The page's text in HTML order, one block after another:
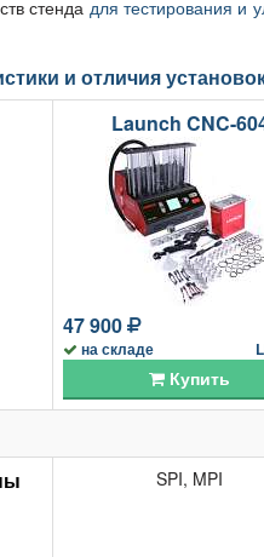
стенда для тестирования и
и отличия
Launch CNC-
47 900
на складе
Купить
SPI, MPI